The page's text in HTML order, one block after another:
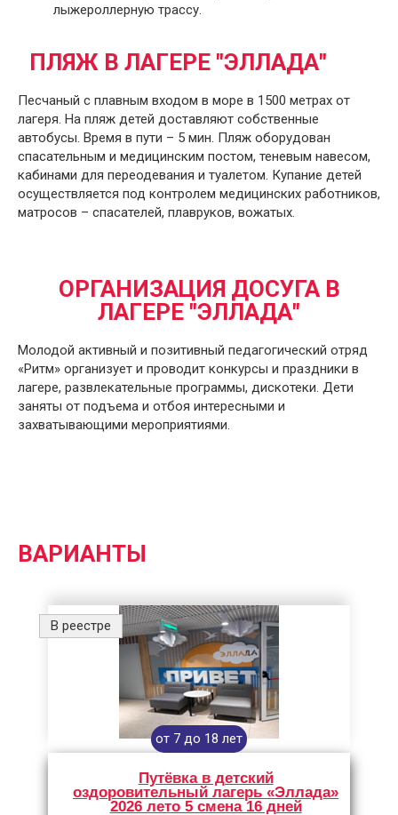
лыжероллерную трассу.
ПЛЯЖ В ЛАГЕРЕ "ЭЛЛАДА"
Песчаный с плавным входом в море в 1500 метрах от
лагеря. На пляж детей доставляют собственные
автобусы. Время в пути – 5 мин. Пляж оборудован
спасательным и медицинским постом, теневым навесом,
кабинами для переодевания и туалетом. Купание детей
осуществляется под контролем медицинских работников,
матросов – спасателей, плавруков, вожатых.
ОРГАНИЗАЦИЯ ДОСУГА В
ЛАГЕРЕ "ЭЛЛАДА"
Молодой активный и позитивный педагогический отряд
«Ритм» организует и проводит конкурсы и праздники в
лагере, развлекательные программы, дискотеки. Дети
заняты от подъема и отбоя интересными и
захватывающими мероприятиями.
ВАРИАНТЫ
В реестре
от 7 до 18 лет
Путёвка в детский
оздоровительный лагерь «Эллада»
2026 лето 5 смена 16 дней